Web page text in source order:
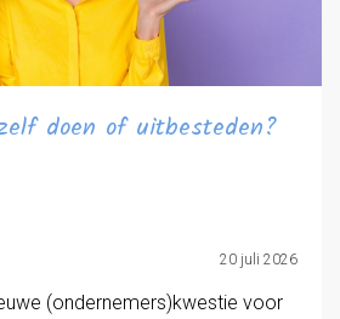
doen of uitbesteden?
20 juli 2026
(ondernemers)kwestie voor